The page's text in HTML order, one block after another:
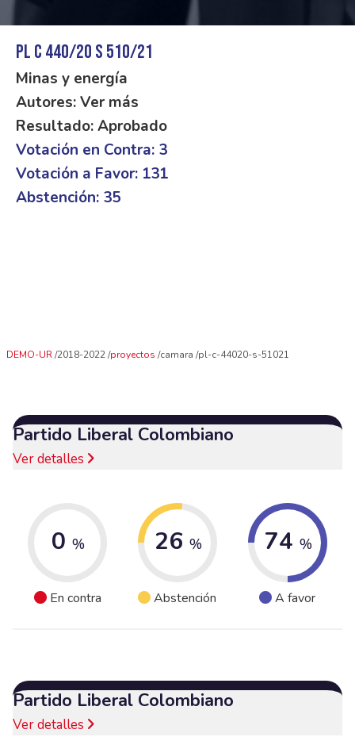
PL C 440/20 S 510/21
Minas y energía
Autores: Ver más
Resultado: Aprobado
Votación en Contra: 3
Votación a Favor: 131
Abstención: 35
DEMO-UR 2018-2022 proyectos camara pl-c-44020-s-51021
Partido Liberal Colombiano
Ver detalles
0 %
En contra
26 %
Abstención
74 %
A favor
Partido Liberal Colombiano
Ver detalles